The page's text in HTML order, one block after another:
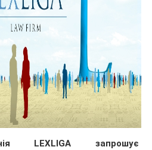
LEXLIGA запрошує